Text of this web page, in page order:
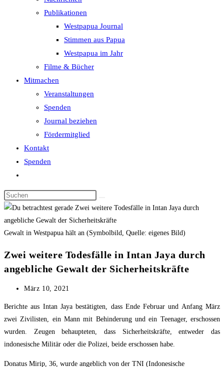
Publikationen
Westpapua Journal
Stimmen aus Papua
Westpapua im Jahr
Filme & Bücher
Mitmachen
Veranstaltungen
Spenden
Journal beziehen
Fördermitglied
Kontakt
Spenden
umschalten
Diese
Website
durchsuchen
Gewalt in Westpapua hält an (Symbolbild, Quelle: eigenes Bild)
Zwei weitere Todesfälle in Intan Jaya durch
angebliche Gewalt der Sicherheitskräfte
Beitrag
März 10, 2021
Berichte aus Intan Jaya bestätigten, dass Ende Februar und Anfang März
zwei Zivilisten, ein Mann mit Behinderung und ein Teenager, erschossen
wurden. Zeugen behaupteten, dass Sicherheitskräfte, entweder das
indonesische Militär oder die Polizei, beide erschossen habe.
Donatus Mirip, 36, wurde angeblich von der TNI (Indonesische